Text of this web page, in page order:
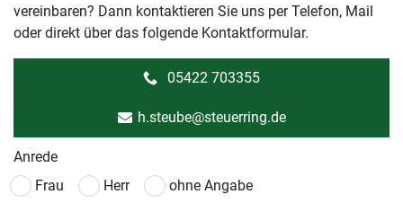
vereinbaren? Dann kontaktieren Sie uns per Telefon, Mail
oder direkt über das folgende Kontaktformular.
05422 703355
h.steube@steuerring.de
Anrede
Frau
Herr ohne Angabe